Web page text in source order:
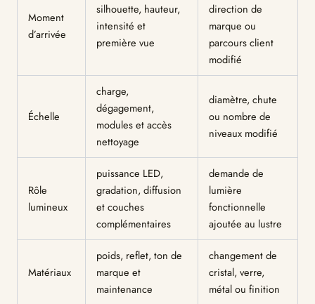
Moment
d’arrivée
silhouette, hauteur,
intensité et
première vue
direction de
marque ou
parcours client
modifié
Échelle
charge,
dégagement,
modules et accès
nettoyage
diamètre, chute
ou nombre de
niveaux modifié
Rôle
lumineux
puissance LED,
gradation, diffusion
et couches
complémentaires
demande de
lumière
fonctionnelle
ajoutée au lustre
Matériaux
poids, reflet, ton de
marque et
maintenance
changement de
cristal, verre,
métal ou finition